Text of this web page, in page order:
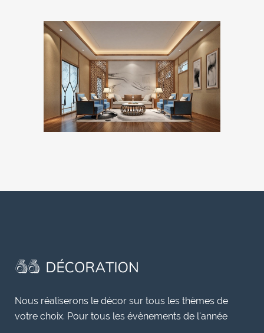
Nous réaliserons le décor sur tous les thèmes de
votre choix. Pour tous les évènements de l'année